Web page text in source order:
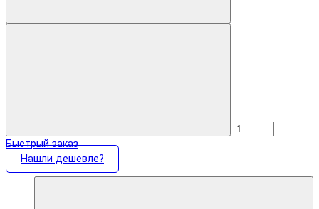
Быстрый заказ
Нашли дешевле?